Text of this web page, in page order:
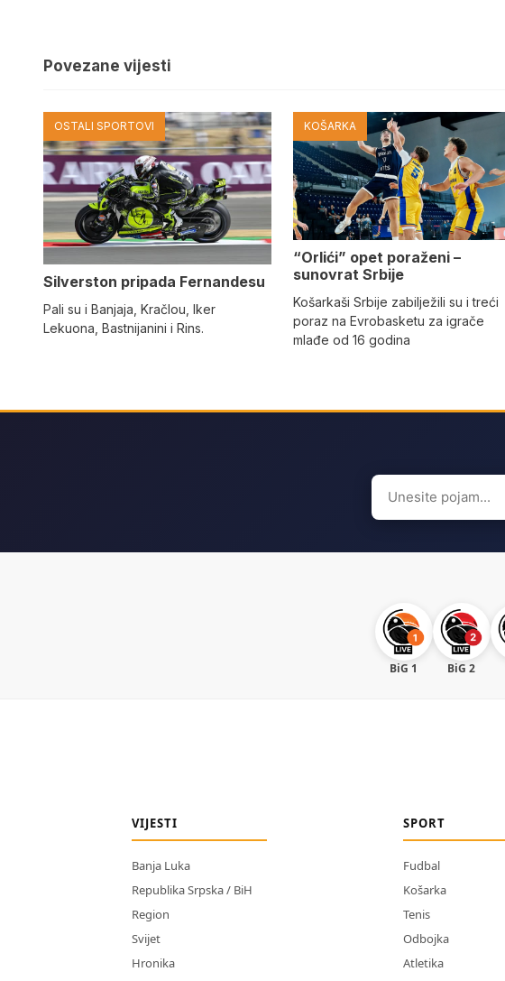
Povezane vijesti
OSTALI SPORTOVI
Silverston pripada Fernandesu
Pali su i Banjaja, Kračlou, Iker
Lekuona, Bastnijanini i Rins.
KOŠARKA
“Orlići” opet poraženi –
sunovrat Srbije
Košarkaši Srbije zabilježili su i treći
poraz na Evrobasketu za igrače
mlađe od 16 godina
Search
for:
BiG 1 BiG 2
VIJESTI
Banja Luka
Republika Srpska / BiH
Region
Svijet
Hronika
SPORT
Fudbal
Košarka
Tenis
Odbojka
Atletika